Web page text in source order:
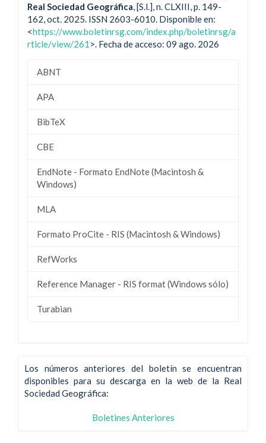
Real Sociedad Geográfica , [S.l.], n. CLXIII, p. 149-
162, oct. 2025. ISSN 2603-6010. Disponible en:
<https://www.boletinrsg.com/index.php/boletinrsg/a
rticle/view/261 >. Fecha de acceso: 09 ago. 2026
ABNT
APA
BibTeX
CBE
EndNote - Formato EndNote (Macintosh &
Windows)
MLA
Formato ProCite - RIS (Macintosh & Windows)
RefWorks
Reference Manager - RIS format (Windows sólo)
Turabian
Los números anteriores del boletín se encuentran
disponibles para su descarga en la web de la Real
Sociedad Geográfica:
Boletines Anteriores